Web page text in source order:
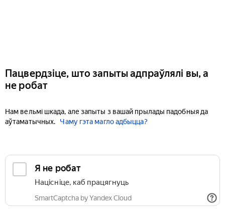
Пацвердзіце, што запыты адпраўлялі вы, а
не робат
Нам вельмі шкада, але запыты з вашай прылады падобныя да
аўтаматычных.
Чаму гэта магло адбыцца?
Я не робат
Націсніце, каб працягнуць
SmartCaptcha by Yandex Cloud